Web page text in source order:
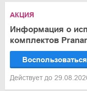
АКЦИЯ
Информация о
комплектов
Воспользоваться
Действует до